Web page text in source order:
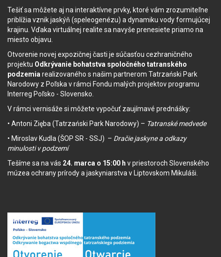
Tešiť sa môžete aj na interaktívne prvky, ktoré vám zrozumiteľne
priblížia vznik jaskýň (speleogenézu) a dynamiku vody formujúcej
krajinu. Vďaka virtuálnej realite sa navyše prenesiete priamo na
miesto objavu.
Otvorenie novej expozičnej časti je súčasťou cezhraničného
projektu Odkrývanie bohatstva spoločného tatranského
podzemiarealizovaného s našim partnerom Tatrzański Park
Narodowy z Poľska v rámci Fondu malých projektov programu
Interreg Poľsko - Slovensko.
V rámci vernisáže si môžete vypočuť zaujímavé prednášky:
• Antoni Zięba (Tatrzański Park Narodowy) – Tatranské medvede
• Miroslav Kudla (ŠOP SR - SSJ) – Dračie jaskyne a odkazy
minulosti v podzemí
Tešíme sa na vás 24. marca o 15:00 h v priestoroch Slovenského
múzea ochrany prírody a jaskyniarstva v Liptovskom Mikuláši.